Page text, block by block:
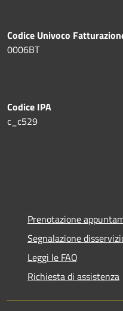
Codice Univoco
0006BT
Codice IPA
c_c529
Prenotazione
Segnalazione
Leggi le FAQ
Richiesta di assistenza